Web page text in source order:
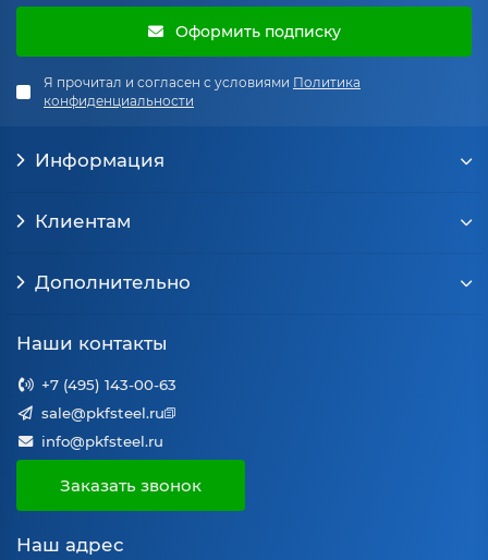
Оформить подписку
Я прочитал и согласен с условиями Политика
конфиденциальности
Информация
Клиентам
Дополнительно
Наши контакты
+7 (495) 143-00-63
sale@pkfsteel.ru
info@pkfsteel.ru
Заказать звонок
Наш адрес